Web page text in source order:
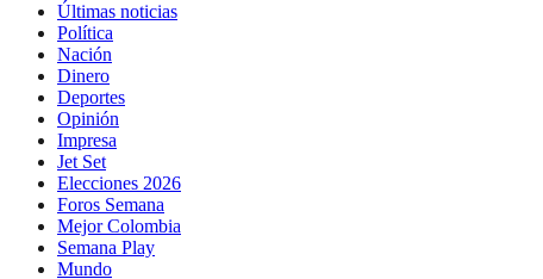
Últimas noticias
Política
Nación
Dinero
Deportes
Opinión
Impresa
Jet Set
Elecciones 2026
Foros Semana
Mejor Colombia
Semana Play
Mundo